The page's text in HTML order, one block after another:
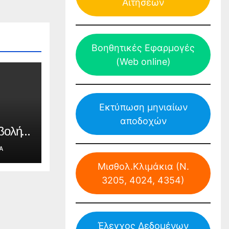
Αιτήσεων
Βοηθητικές Εφαρμογές
(Web online)
Εκτύπωση μηνιαίων
αποδοχών
Μισθολ.Κλιμάκια (Ν.
3205, 4024, 4354)
Έλεγχος Δεδομένων